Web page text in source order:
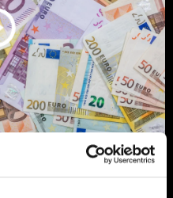
kleti izdaje